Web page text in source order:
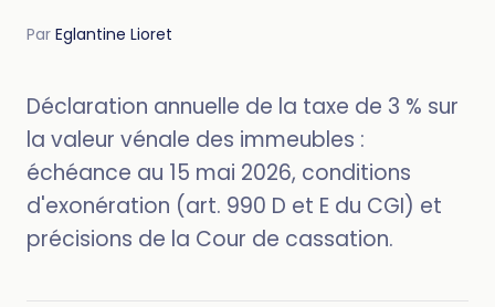
Par Eglantine Lioret
Déclaration annuelle de la taxe de 3 % sur
la valeur vénale des immeubles :
échéance au 15 mai 2026, conditions
d'exonération (art. 990 D et E du CGI) et
précisions de la Cour de cassation.